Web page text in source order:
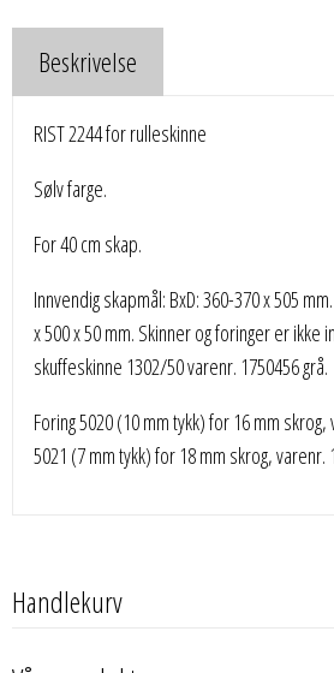
Beskrivelse
RIST 2244 for rulleskinne
Sølv farge.
For 40 cm skap.
Innvendig skapmål: BxD: 360-370 x 505
x 500 x 50 mm. Skinner og foringer er ikke
skuffeskinne 1302/50 varenr. 1750456 grå.
Foring 5020 (10 mm tykk) for 16 mm
5021 (7 mm tykk) for 18 mm skrog, varenr.
Handlekurv